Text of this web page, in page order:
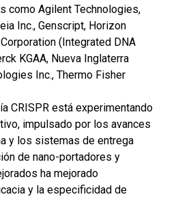
como Agilent Technologies,
Inc., Genscript, Horizon
(Integrated DNA
KGAA, Nueva Inglaterra
Inc., Thermo Fisher
CRISPR está experimentando
impulsado por los avances
y los sistemas de entrega
de nano-portadores y
ha mejorado
y la especificidad de